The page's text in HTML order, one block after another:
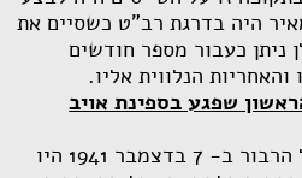
היה בדרגת רב"ט כשסיים את
ניתן כעבור מספר חודשים
הנלווית אליו.
שפגע בספינת אויב
בעת ההתקפה היפנית על פרל הרבור ב- 7 בדצמבר 1941 היו